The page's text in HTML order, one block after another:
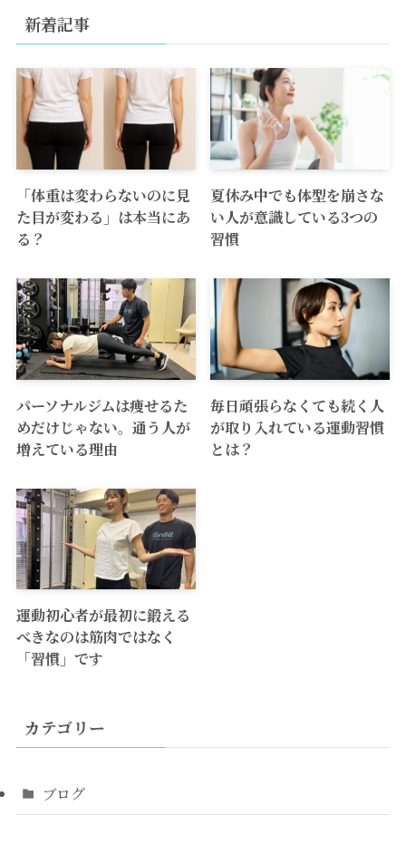
新着記事
「体重は変わらないのに見
た目が変わる」は本当にあ
る？
夏休み中でも体型を崩さな
い人が意識している3つの
習慣
パーソナルジムは痩せるた
めだけじゃない。通う人が
増えている理由
毎日頑張らなくても続く人
が取り入れている運動習慣
とは？
運動初心者が最初に鍛える
べきなのは筋肉ではなく
「習慣」です
カテゴリー
ブログ